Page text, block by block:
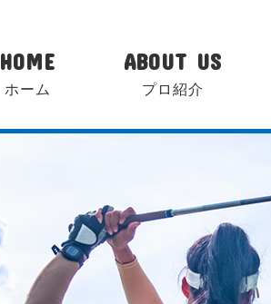
HOME
ホーム
ABOUT US
プロ紹介